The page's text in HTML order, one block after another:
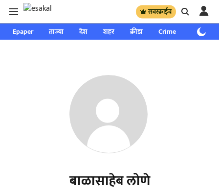
सबस्क्राईब
Epaper ताज्या देश शहर क्रीडा Crime साप्ताहिक
बाळासाहेब लोणे